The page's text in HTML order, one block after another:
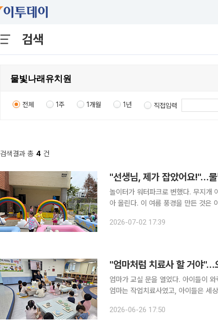
검색
전체 1주 1개월 1년 직접입력
검색결과 총 4 건
놀이터가 워터파크로 변했다. 무지개
아 올린다. 이 여름 풍경을 만든 것은
숙)은 6월 30일부터 이달 2일까지 3
2026-07-02 17:39
엄마가 교실 문을 열었다. 아이들이
엄마는 작업치료사였고, 아이들은 세상에서 가장
라는 꿈여행' 주간을 운영했다. 유아
2026-06-26 17:50